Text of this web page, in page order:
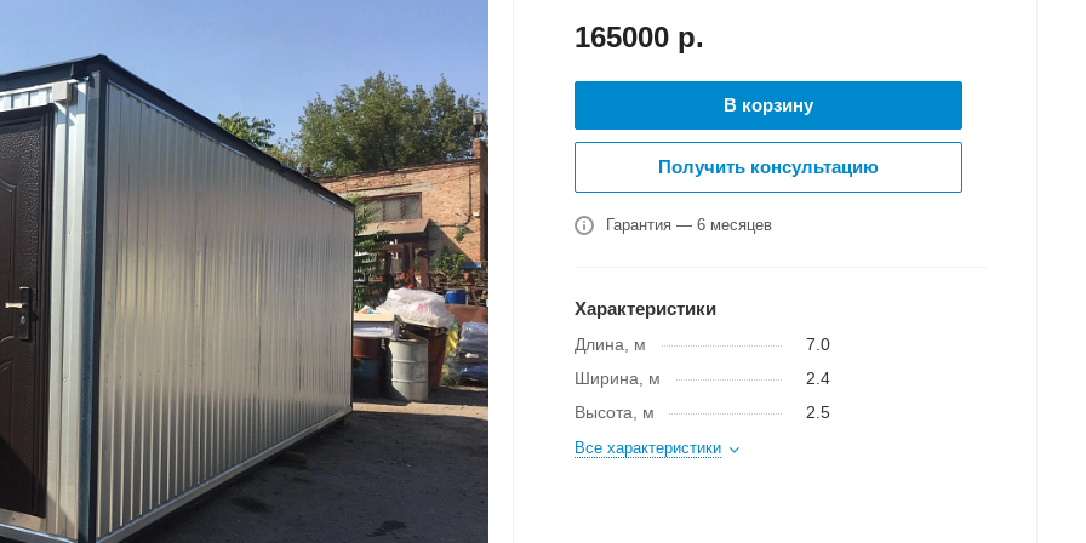
165000 р.
В корзину
Получить консультацию
Гарантия — 6 месяцев
Характеристики
Длина, м
7.0
Ширина, м
2.4
Высота, м
2.5
Все характеристики